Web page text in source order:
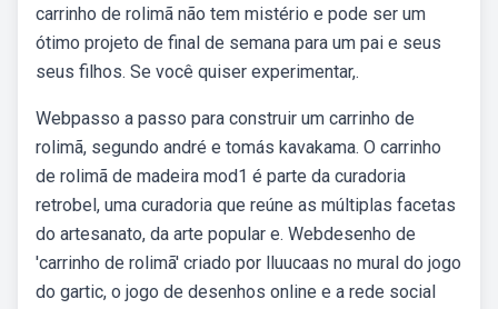
carrinho de rolimã não tem mistério e pode ser um
ótimo projeto de final de semana para um pai e seus
seus filhos. Se você quiser experimentar,.
Webpasso a passo para construir um carrinho de
rolimã, segundo andré e tomás kavakama. O carrinho
de rolimã de madeira mod1 é parte da curadoria
retrobel, uma curadoria que reúne as múltiplas facetas
do artesanato, da arte popular e. Webdesenho de
'carrinho de rolimã' criado por lluucaas no mural do jogo
do gartic, o jogo de desenhos online e a rede social